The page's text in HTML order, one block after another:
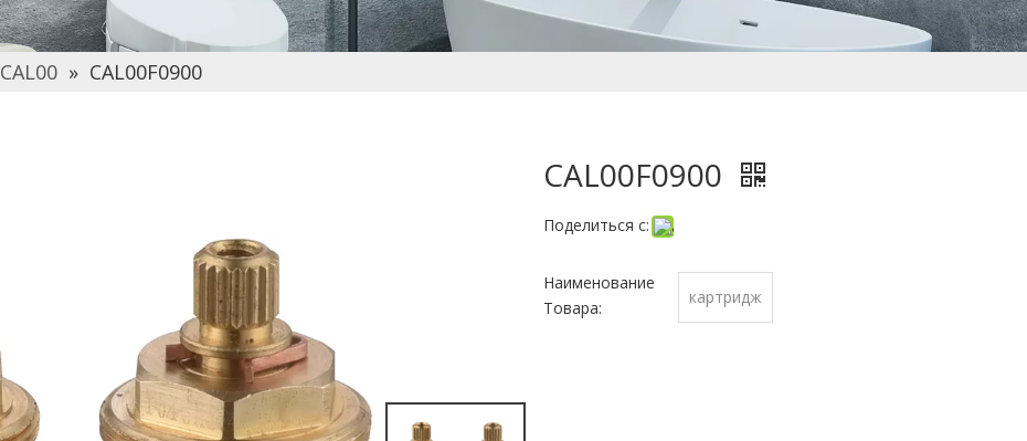
CAL00 » CAL00F0900
CAL00F0900
Поделиться с:
Наименование
Товара:
картридж